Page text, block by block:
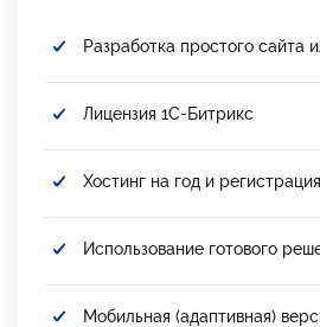
Разработка простого сайта
Лицензия 1С-Битрикс
Хостинг на год и
Использование готового
Мобильная (адаптивная)